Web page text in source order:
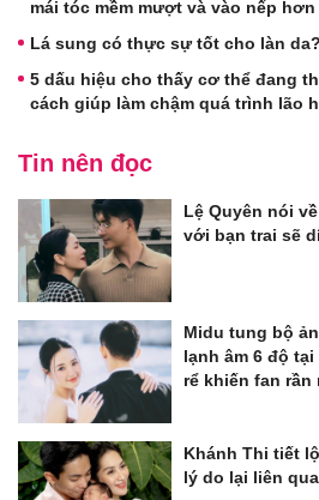
mái tóc mềm mượt và vào nếp hơn
Lá sung có thực sự tốt cho làn da?
5 dấu hiệu cho thấy cơ thể đang
cách giúp làm chậm quá trình lão
Tin nên đọc
Lệ Quyên nói
với bạn trai sẽ
Midu tung bộ
lạnh âm 6 độ
rể khiến fan rần
Khánh Thi tiết
lý do lại liên